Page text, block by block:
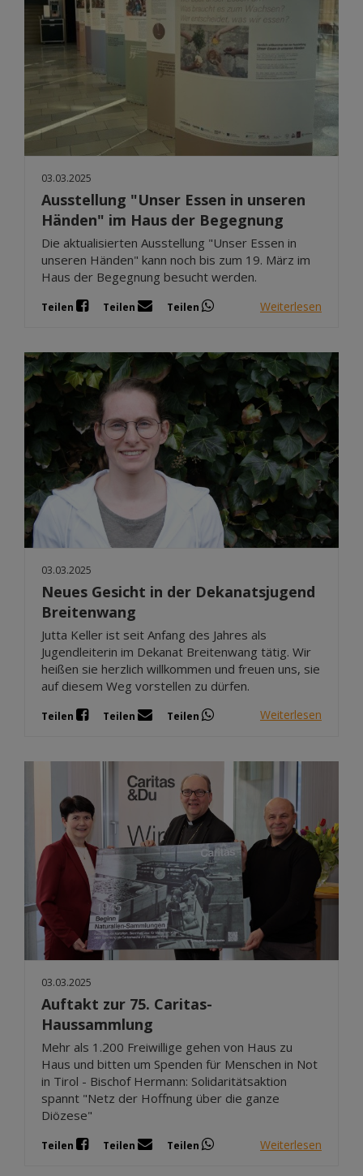
03.03.2025
Ausstellung "Unser Essen in unseren
Händen" im Haus der Begegnung
Die aktualisierten Ausstellung "Unser Essen in
unseren Händen" kann noch bis zum 19. März im
Haus der Begegnung besucht werden.
Teilen Teilen Teilen Weiterlesen
03.03.2025
Neues Gesicht in der Dekanatsjugend
Breitenwang
Jutta Keller ist seit Anfang des Jahres als
Jugendleiterin im Dekanat Breitenwang tätig. Wir
heißen sie herzlich willkommen und freuen uns, sie
auf diesem Weg vorstellen zu dürfen.
Teilen Teilen Teilen Weiterlesen
03.03.2025
Auftakt zur 75. Caritas-
Haussammlung
Mehr als 1.200 Freiwillige gehen von Haus zu
Haus und bitten um Spenden für Menschen in Not
in Tirol - Bischof Hermann: Solidaritätsaktion
spannt "Netz der Hoffnung über die ganze
Diözese"
Teilen Teilen Teilen Weiterlesen